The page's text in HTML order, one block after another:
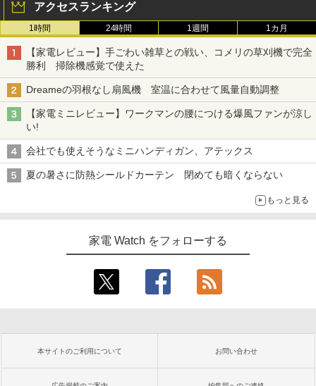
アクセスランキング
1時間 24時間 1週間 1カ月
【家電レビュー】手ごわい雑草との戦い、コメリの草刈機で完全
勝利 掃除機感覚で使えた
Dreameの羽根なし扇風機 室温に合わせて風量自動調整
【家電ミニレビュー】ワークマンの腰につける爆風ファンが涼し
い!
会社でも使えそうなミニハンディガン、アテックス
夏の暑さに防熱シールドカーテン 閉めても暗くならない
もっと見る
家電 Watch をフォローする
本サイトのご利用について お問い合わせ